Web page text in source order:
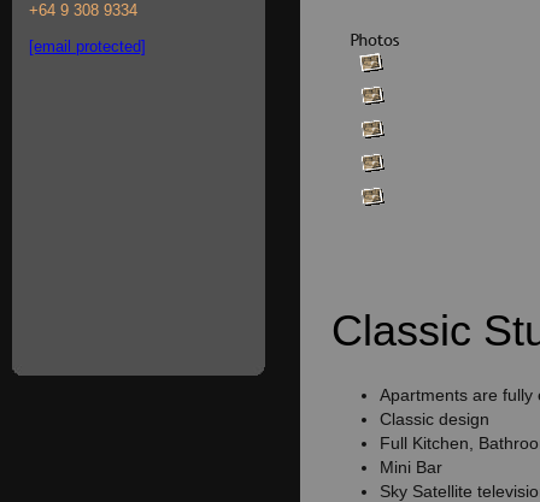
Classic
Apartments are fully
Classic design
Full Kitchen,
Mini Bar
Sky Satellite
+64 9 308 9334
[email protected]